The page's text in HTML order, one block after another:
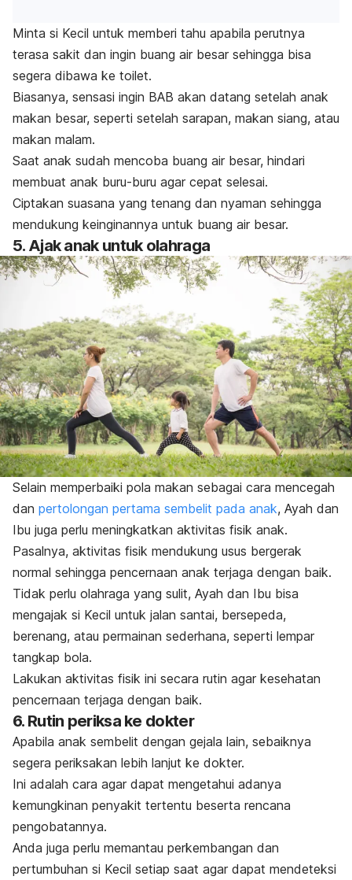
Minta si Kecil untuk memberi tahu apabila perutnya
terasa sakit dan ingin buang air besar sehingga bisa
segera dibawa ke toilet.
Biasanya, sensasi ingin BAB akan datang setelah anak
makan besar, seperti setelah sarapan, makan siang, atau
makan malam.
Saat anak sudah mencoba buang air besar, hindari
membuat anak buru-buru agar cepat selesai.
Ciptakan suasana yang tenang dan nyaman sehingga
mendukung keinginannya untuk buang air besar.
5. Ajak anak untuk olahraga
Selain memperbaiki pola makan sebagai cara mencegah
dan pertolongan pertama sembelit pada anak, Ayah dan
Ibu juga perlu meningkatkan aktivitas fisik anak.
Pasalnya, aktivitas fisik mendukung usus bergerak
normal sehingga pencernaan anak terjaga dengan baik.
Tidak perlu olahraga yang sulit, Ayah dan Ibu bisa
mengajak si Kecil untuk jalan santai, bersepeda,
berenang, atau permainan sederhana, seperti lempar
tangkap bola.
Lakukan aktivitas fisik ini secara rutin agar kesehatan
pencernaan terjaga dengan baik.
6. Rutin periksa ke dokter
Apabila anak sembelit dengan gejala lain, sebaiknya
segera periksakan lebih lanjut ke dokter.
Ini adalah cara agar dapat mengetahui adanya
kemungkinan penyakit tertentu beserta rencana
pengobatannya.
Anda juga perlu memantau perkembangan dan
pertumbuhan si Kecil setiap saat agar dapat mendeteksi